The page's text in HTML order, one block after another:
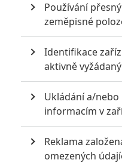
8
6
8
Používání
zeměpisné
Identifikace
aktivně
Ukládání a/
informacím v
Reklama
omezených